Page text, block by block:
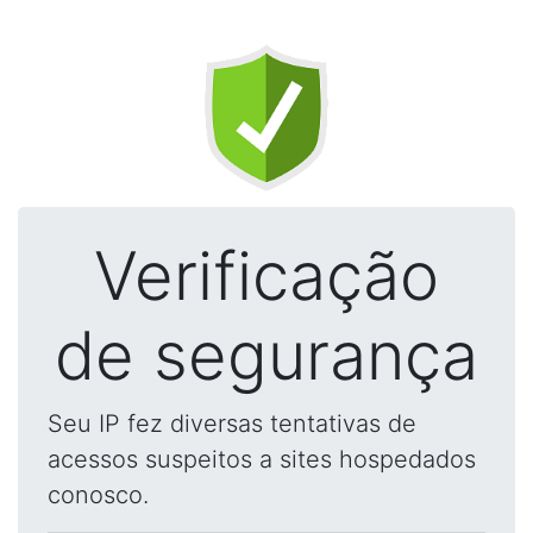
Verificação
de segurança
Seu IP fez diversas tentativas de
acessos suspeitos a sites hospedados
conosco.